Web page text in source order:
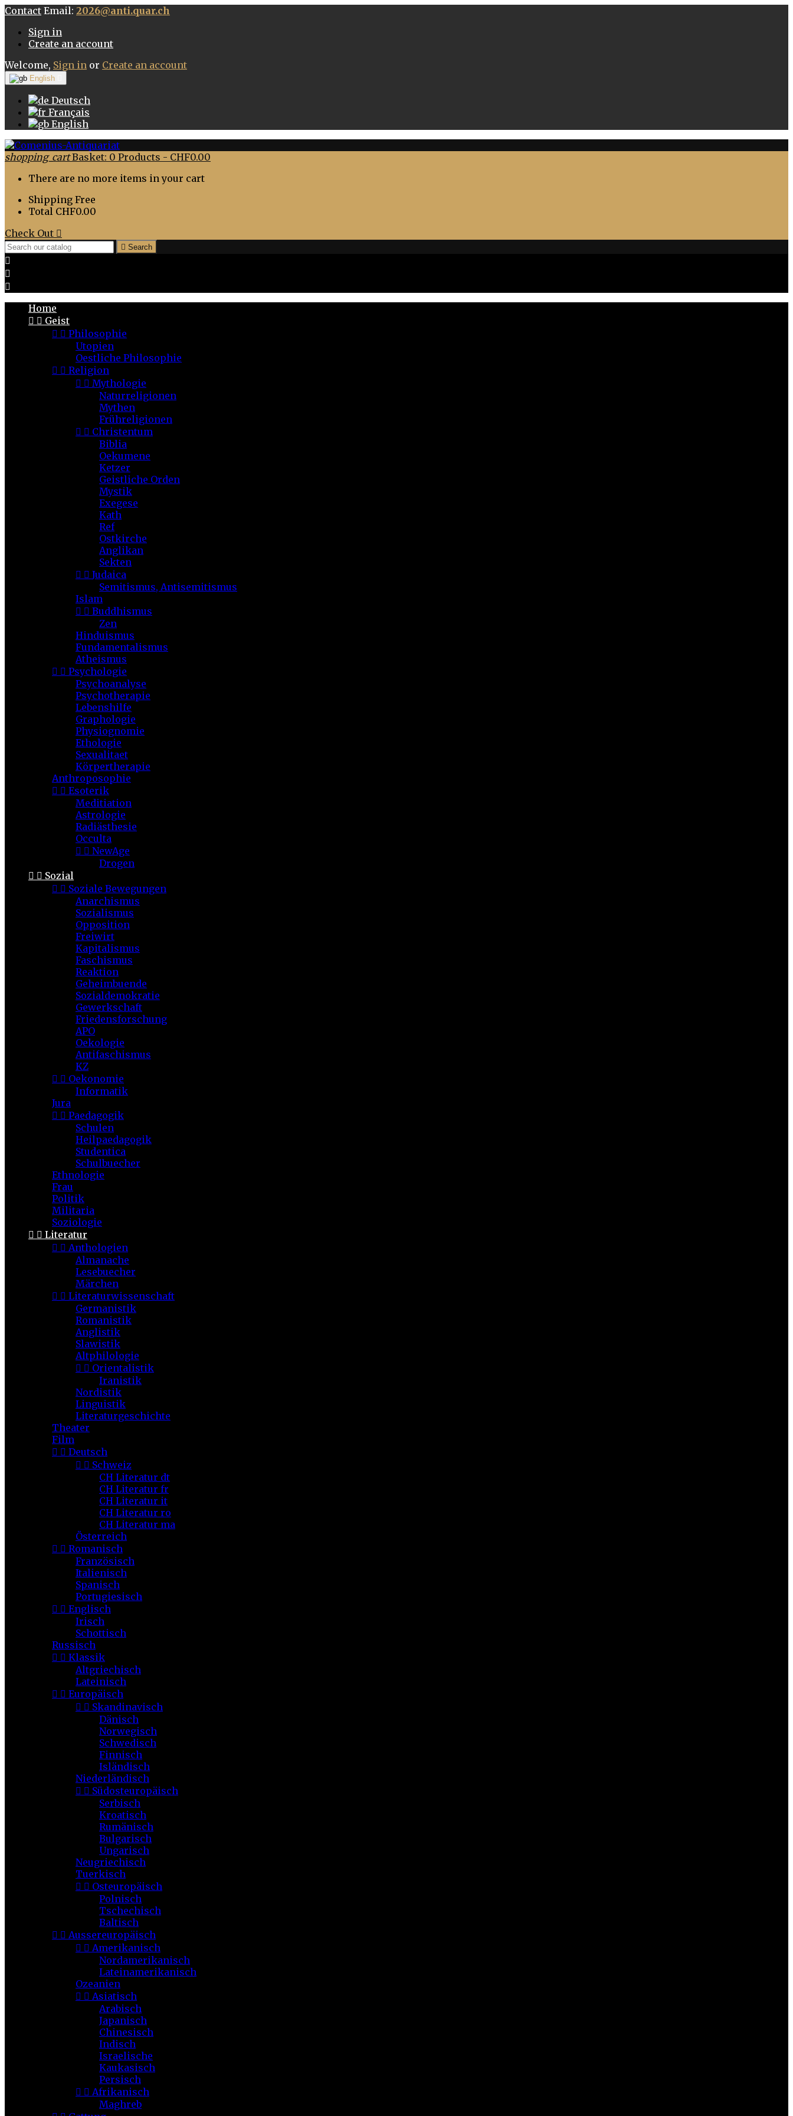
Contact Email: 2026@anti.quar.ch
Sign in
Create an account
Welcome, Sign in or Create an account
English
Deutsch
Français
English
shopping_cart Basket: 0 Products - CHF0.00
There are no more items in your cart
Shipping Free
Total CHF0.00
Check Out 
 Search



Home
  Geist
  Philosophie
Utopien
Oestliche Philosophie
  Religion
  Mythologie
Naturreligionen
Mythen
Frühreligionen
  Christentum
Biblia
Oekumene
Ketzer
Geistliche Orden
Mystik
Exegese
Kath
Ref
Ostkirche
Anglikan
Sekten
  Judaica
Semitismus, Antisemitismus
Islam
  Buddhismus
Zen
Hinduismus
Fundamentalismus
Atheismus
  Psychologie
Psychoanalyse
Psychotherapie
Lebenshilfe
Graphologie
Physiognomie
Ethologie
Sexualitaet
Körpertherapie
Anthroposophie
  Esoterik
Meditiation
Astrologie
Radiästhesie
Occulta
  NewAge
Drogen
  Sozial
  Soziale Bewegungen
Anarchismus
Sozialismus
Opposition
Freiwirt
Kapitalismus
Faschismus
Reaktion
Geheimbuende
Sozialdemokratie
Gewerkschaft
Friedensforschung
APO
Oekologie
Antifaschismus
KZ
  Oekonomie
Informatik
Jura
  Paedagogik
Schulen
Heilpaedagogik
Studentica
Schulbuecher
Ethnologie
Frau
Politik
Militaria
Soziologie
  Literatur
  Anthologien
Almanache
Lesebuecher
Märchen
  Literaturwissenschaft
Germanistik
Romanistik
Anglistik
Slawistik
Altphilologie
  Orientalistik
Iranistik
Nordistik
Linguistik
Literaturgeschichte
Theater
Film
  Deutsch
  Schweiz
CH Literatur dt
CH Literatur fr
CH Literatur it
CH Literatur ro
CH Literatur ma
Österreich
  Romanisch
Französisch
Italienisch
Spanisch
Portugiesisch
  Englisch
Irisch
Schottisch
Russisch
  Klassik
Altgriechisch
Lateinisch
  Europäisch
  Skandinavisch
Dänisch
Norwegisch
Schwedisch
Finnisch
Isländisch
Niederländisch
  Südosteuropäisch
Serbisch
Kroatisch
Rumänisch
Bulgarisch
Ungarisch
Neugriechisch
Tuerkisch
  Osteuropäisch
Polnisch
Tschechisch
Baltisch
  Aussereuropäisch
  Amerikanisch
Nordamerikanisch
Lateinamerikanisch
Ozeanien
  Asiatisch
Arabisch
Japanisch
Chinesisch
Indisch
Israelische
Kaukasisch
Persisch
  Afrikanisch
Maghreb